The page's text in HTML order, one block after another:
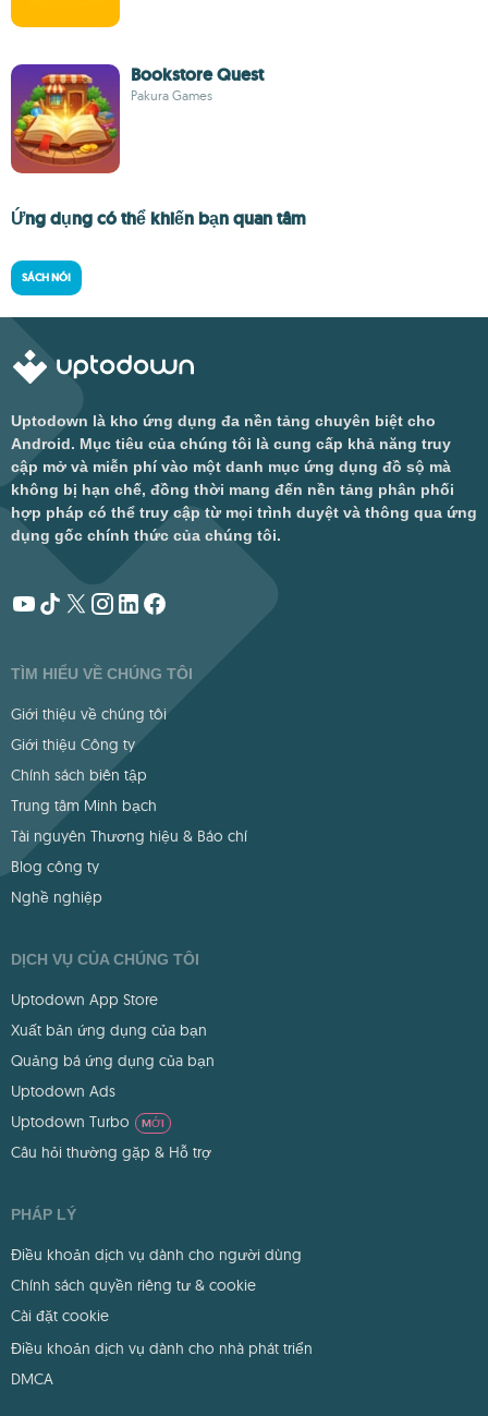
Bookstore Quest
Pakura Games
Ứng dụng có thể khiến bạn quan tâm
SÁCH NÓI
Uptodown là kho ứng dụng đa nền tảng chuyên biệt cho
Android. Mục tiêu của chúng tôi là cung cấp khả năng truy
cập mở và miễn phí vào một danh mục ứng dụng đồ sộ mà
không bị hạn chế, đồng thời mang đến nền tảng phân phối
hợp pháp có thể truy cập từ mọi trình duyệt và thông qua ứng
dụng gốc chính thức của chúng tôi.
TÌM HIỂU VỀ CHÚNG TÔI
Giới thiệu về chúng tôi
Giới thiệu Công ty
Chính sách biên tập
Trung tâm Minh bạch
Tài nguyên Thương hiệu & Báo chí
Blog công ty
Nghề nghiệp
DỊCH VỤ CỦA CHÚNG TÔI
Uptodown App Store
Xuất bản ứng dụng của bạn
Quảng bá ứng dụng của bạn
Uptodown Ads
Uptodown Turbo
MỚI
Câu hỏi thường gặp & Hỗ trợ
PHÁP LÝ
Điều khoản dịch vụ dành cho người dùng
Chính sách quyền riêng tư & cookie
Cài đặt cookie
Điều khoản dịch vụ dành cho nhà phát triển
DMCA